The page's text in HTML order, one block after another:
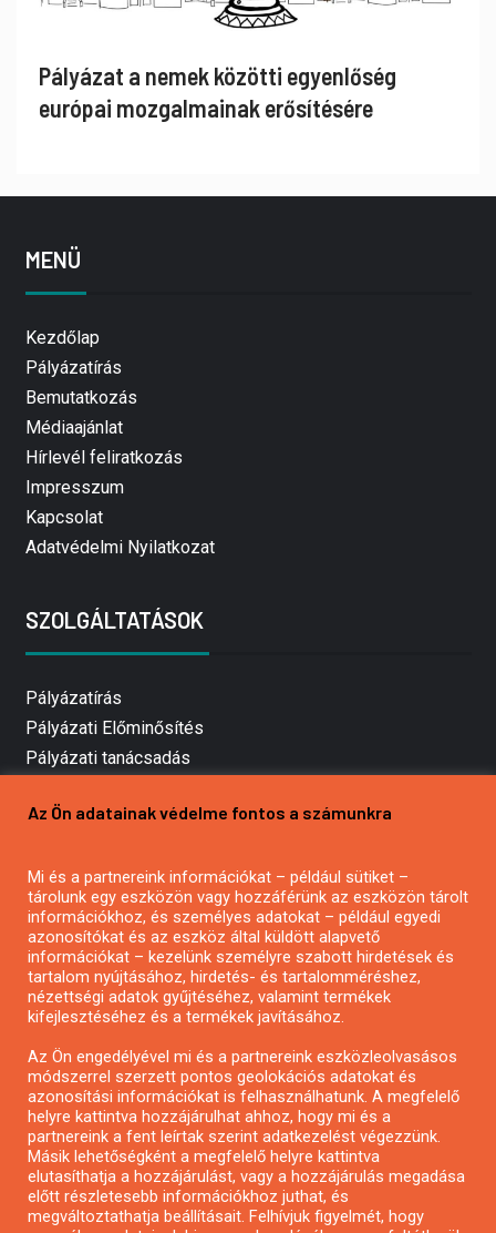
Pályázat a nemek közötti egyenlőség
európai mozgalmainak erősítésére
MENÜ
Kezdőlap
Pályázatírás
Bemutatkozás
Médiaajánlat
Hírlevél feliratkozás
Impresszum
Kapcsolat
Adatvédelmi Nyilatkozat
SZOLGÁLTATÁSOK
Pályázatírás
Pályázati Előminősítés
Pályázati tanácsadás
Mezőgazdasági pályázatírás
Pályázatírás civil szervezeteknek
Pályázatírás önkormányzatoknak
Pályázatfigyelés
Specifikus pályázatfigyelés vagy hírlevél
Pályázatok magánszemélyeknek
Pályázatok civil szervezeteknek
Pályázatok vállalkozásoknak
Önkormányzati pályázatok
Az Ön adatainak védelme fontos a számunkra
Mi és a partnereink információkat – például sütiket –
tárolunk egy eszközön vagy hozzáférünk az eszközön tárolt
információkhoz, és személyes adatokat – például egyedi
azonosítókat és az eszköz által küldött alapvető
információkat – kezelünk személyre szabott hirdetések és
tartalom nyújtásához, hirdetés- és tartalomméréshez,
nézettségi adatok gyűjtéséhez, valamint termékek
kifejlesztéséhez és a termékek javításához.
Az Ön engedélyével mi és a partnereink eszközleolvasásos
módszerrel szerzett pontos geolokációs adatokat és
azonosítási információkat is felhasználhatunk. A megfelelő
helyre kattintva hozzájárulhat ahhoz, hogy mi és a
partnereink a fent leírtak szerint adatkezelést végezzünk.
Másik lehetőségként a megfelelő helyre kattintva
elutasíthatja a hozzájárulást, vagy a hozzájárulás megadása
előtt részletesebb információkhoz juthat, és
megváltoztathatja beállításait. Felhívjuk figyelmét, hogy